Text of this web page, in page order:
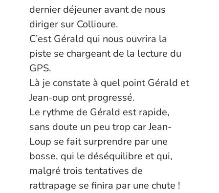
dernier déjeuner avant de nous
diriger sur Collioure.
C’est Gérald qui nous ouvrira la
piste se chargeant de la lecture du
GPS.
Là je constate à quel point Gérald et
Jean-oup ont progressé.
Le rythme de Gérald est rapide,
sans doute un peu trop car Jean-
Loup se fait surprendre par une
bosse, qui le déséquilibre et qui,
malgré trois tentatives de
rattrapage se finira par une chute !